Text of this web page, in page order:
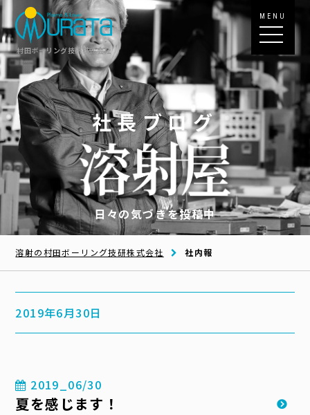
村田ボーリング技研株式会社
MENU
社長ブログ
日々の気づきを投稿中
溶射の村田ボーリング技研株式会社 社内報
2019年6月30日
2019_06/30
夏を感じます！